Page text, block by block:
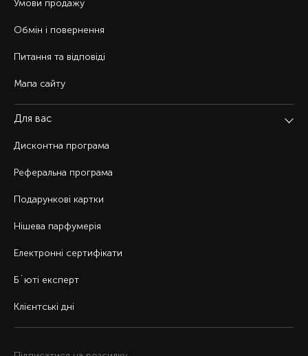
Умови продажу
Обмін і повернення
Питання та відповіді
Мапа сайту
Для вас
Дисконтна програма
Реферальна програма
Подарункові картки
Нішева парфумерія
Електронні сертифікати
Б`юті експерт
Клієнтські дні